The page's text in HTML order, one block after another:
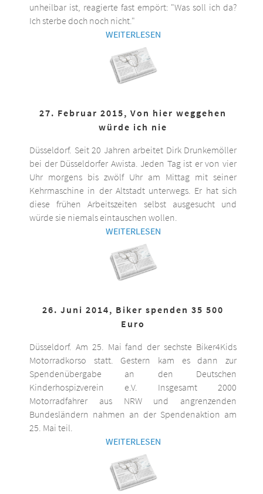
unheilbar ist, reagierte fast empört: "Was soll ich da?
Ich sterbe doch noch nicht."
WEITERLESEN
27. Februar 2015, Von hier weggehen
würde ich nie
Düsseldorf. Seit 20 Jahren arbeitet Dirk Drunkemöller
bei der Düsseldorfer Awista. Jeden Tag ist er von vier
Uhr morgens bis zwölf Uhr am Mittag mit seiner
Kehrmaschine in der Altstadt unterwegs. Er hat sich
diese frühen Arbeitszeiten selbst ausgesucht und
würde sie niemals eintauschen wollen.
WEITERLESEN
26. Juni 2014, Biker spenden 35 500
Euro
Düsseldorf. Am 25. Mai fand der sechste Biker4Kids
Motorradkorso statt. Gestern kam es dann zur
Spendenübergabe an den Deutschen
Kinderhospizverein e.V. Insgesamt 2000
Motorradfahrer aus NRW und angrenzenden
Bundesländern nahmen an der Spendenaktion am
25. Mai teil.
WEITERLESEN